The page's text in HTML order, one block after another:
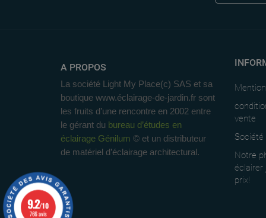
A PROPOS
La société Light My Place(c) SAS et sa
boutique www.éclairage-de-jardin.fr sont
les fruits d’une rencontre en 2002 entre
le gérant du bureau d’études en
éclairage Génilum © et un distributeur
de matériel d’éclairage architectural.
vente
Société
Notre
éclairer
prix!
9.2/10
766 avis